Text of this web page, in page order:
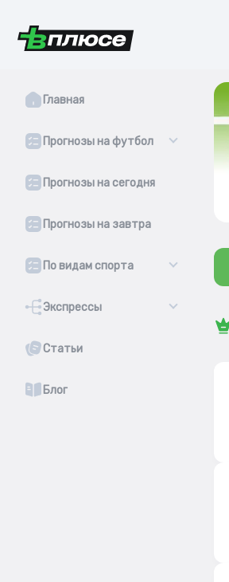
Главная
Прогнозы на футбол
Прогнозы на сегодня
Прогнозы на завтра
По видам спорта
Экспрессы
Статьи
Блог